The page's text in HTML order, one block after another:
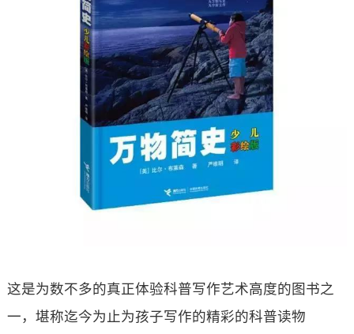
这是为数不多的真正体验科普写作艺术高度的图书之
一，堪称迄今为止为孩子写作的精彩的科普读物